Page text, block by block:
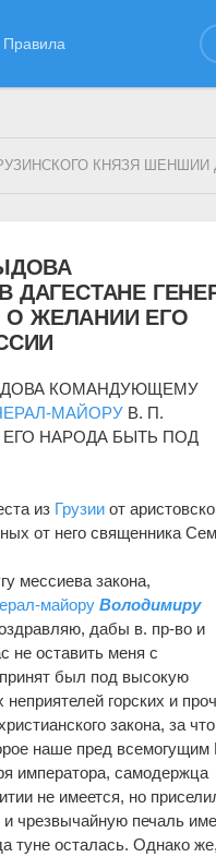
Правила
ШЕНШИИ ДАВЫДОВА КОМАНДУЮЩЕМУ РОССИЙСКИМИ
ЖЕЛАНИИ ЕГО
КОМАНДУЮЩЕМУ
МАЙОРУ В. П.
НАРОДА БЫТЬ ПОД
из Грузии от
от него священника
мессиева закона,
майору Володимиру
дабы в. пр-во и
не оставить меня с
был под высокую
горских и
закона, за
наше пред всемогущим
императора, самодержца
не имеется, но
чрезвычайную печаль
туне осталась. Однако же,